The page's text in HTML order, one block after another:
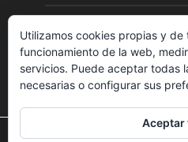
Utilizamos cookies para
Utilizamos cookies propias y
funcionamiento de la web,
servicios. Puede aceptar todas
necesarias o configurar sus
Aceptar